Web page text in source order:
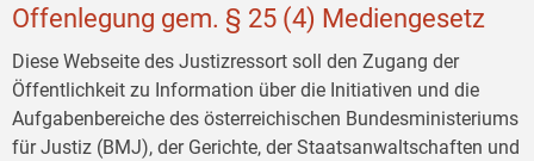
Offenlegung gem. § 25 (4) Mediengesetz
Diese Webseite des Justizressort soll den Zugang der
Öffentlichkeit zu Information über die Initiativen und die
Aufgabenbereiche des österreichischen Bundesministeriums
für Justiz (BMJ), der Gerichte, der Staatsanwaltschaften und